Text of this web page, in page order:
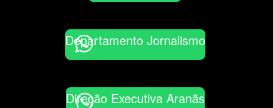
Departamento Jornalismo
Direção Executiva Aranãs